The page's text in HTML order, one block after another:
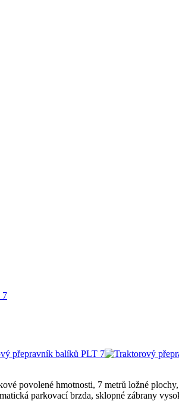
7
povolené hmotnosti, 7 metrů ložné
parkovací brzda, sklopné zábrany